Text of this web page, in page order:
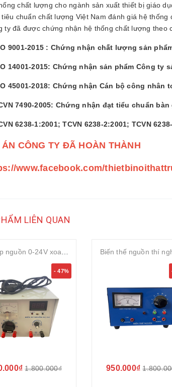
chất lượng cho ngành sản xuất thiết bị giáo
tiêu chuẩn chất lượng Việt Nam đánh giá hệ
ty đã được chứng nhận hệ thống chất lượng theo
9001-2015 : Chứng nhận chất lượng sản
14001-2015: Chứng nhận sản phẩm Công
45001-2018: Chứng nhận Cán bộ công
7490-2005: Chứng nhận đạt tiểu chuẩn
6238-1:2001; TCVN 6238-2:2001; TCVN
CÔNG TY ĐÃ HOÀN THÀNH
www.facebook.com/
LIÊN QUAN
Biến áp nguồn 0-24V xoay chiều và một chiều
- 47%
1.800.000₫
Biến thế nguồn thí
950.000₫